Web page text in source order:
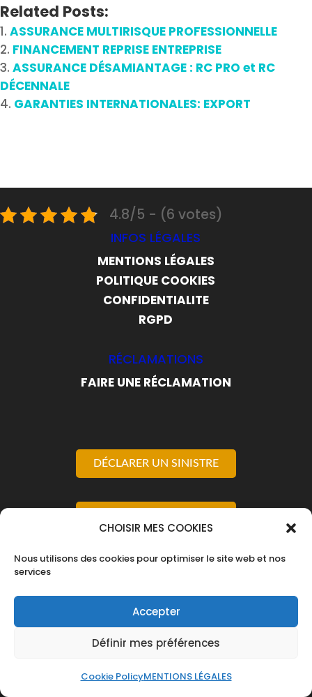
CHOISIR MES COOKIES
Nous utilisons des cookies pour optimiser le site web et nos
services
Accepter
Définir mes préférences
Cookie PolicyMENTIONS LÉGALES
Related Posts:
ASSURANCE MULTIRISQUE PROFESSIONNELLE
FINANCEMENT REPRISE ENTREPRISE
ASSURANCE DÉSAMIANTAGE : RC PRO et RC
DÉCENNALE
GARANTIES INTERNATIONALES: EXPORT
4.8/5 - (6 votes)
INFOS LÉGALES
MENTIONS LÉGALES
POLITIQUE COOKIES
CONFIDENTIALITE
RGPD
RÉCLAMATIONS
FAIRE UNE RÉCLAMATION
DÉCLARER UN SINISTRE
MENTIONS LÉGALES
pour le cabinet de courtage
OPTICOURTAGE SASau capital de 100
000 €, n° Siren 500084298, courtier
et sous la tutelle de la Banque de France